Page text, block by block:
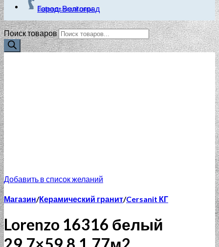
Город: Волгоград
Выберите другой город
Поиск товаров
Добавить в список желаний
Магазин/Керамический гранит/Cersanit КГ
Lorenzo 16316 белый